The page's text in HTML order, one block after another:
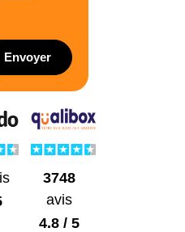
Envoyer
3748
avis
4.8 / 5